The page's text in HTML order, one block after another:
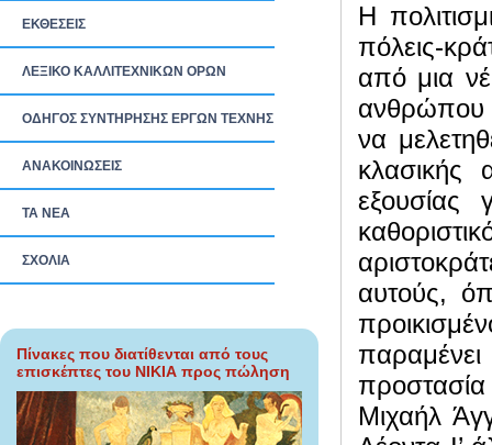
ΕΚΘΕΣΕΙΣ
ΛΕΞΙΚΟ ΚΑΛΛΙΤΕΧΝΙΚΩΝ ΟΡΩΝ
ΟΔΗΓΟΣ ΣΥΝΤΗΡΗΣΗΣ ΕΡΓΩΝ ΤΕΧΝΗΣ
ΑΝΑΚΟΙΝΩΣΕΙΣ
ΤΑ ΝEΑ
ΣΧΟΛΙΑ
Πίνακες που διατίθενται από τους
επισκέπτες του ΝΙΚΙΑ προς πώληση
Η
πόλεις-
από μια
ανθρώπου
να
κλασικής
εξουσίας
αυτούς,
Μιχαήλ